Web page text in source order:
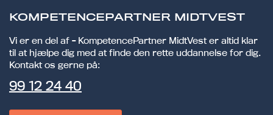
KOMPETENCEPARTNER MIDTVEST
Vi er en del af - KompetencePartner MidtVest er altid klar
til at hjælpe dig med at finde den rette uddannelse for dig.
Kontakt os gerne på:
99 12 24 40